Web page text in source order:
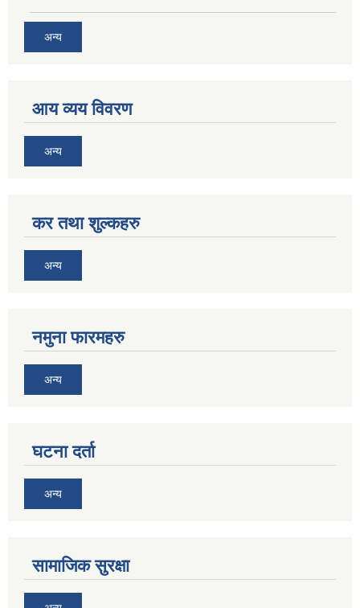
अन्य
आय व्यय विवरण
अन्य
कर तथा शुल्कहरु
अन्य
नमुना फारमहरु
अन्य
घटना दर्ता
अन्य
सामाजिक सुरक्षा